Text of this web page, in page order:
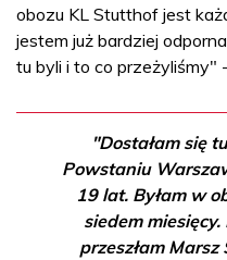
obozu KL Stutthof jest
jestem już bardziej
tu byli i to co przeżyliśmy" -
"Dostałam się
Powstaniu
19 lat. Byłam w
siedem
przeszłam